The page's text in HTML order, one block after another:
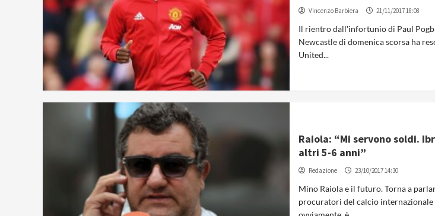
Vincenzo Barbiera 21/11/2017 18:08
Il rientro dall'infortunio di Paul
Newcastle di domenica scorsa ha
United...
Raiola: “Mi servono soldi.
altri 5-6 anni”
Redazione 23/10/2017 14:30
Mino Raiola e il futuro. Torna a
procuratori del calcio